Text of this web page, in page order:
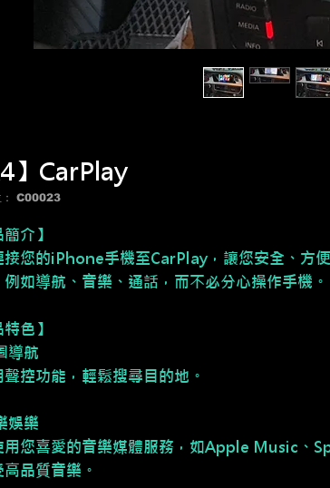
】CarPlay
： C00023
簡介】
接您的iPhone手機至CarPlay，讓您安全、方
例如導航、音樂、通話，而不必分心操作手機。
特色】
導航
聲控功能，輕鬆搜尋目的地。
娛樂
用您喜愛的音樂媒體服務，如Apple Music、
品質音樂。